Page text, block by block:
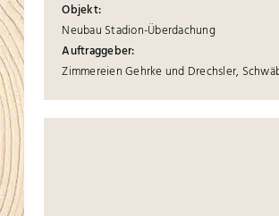
Objekt:
Neubau Stadion-Überdachung
Auftraggeber:
Zimmereien Gehrke und Drechsler,